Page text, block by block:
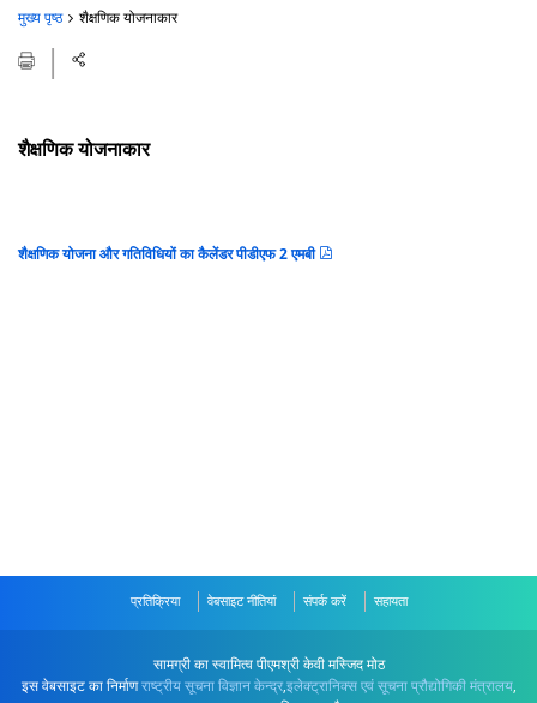
मुख्य पृष्ठ शैक्षणिक योजनाकार
शैक्षणिक योजनाकार
शैक्षणिक योजना और गतिविधियों का कैलेंडर पीडीएफ 2 एमबी
प्रतिक्रिया वेबसाइट नीतियां संपर्क करें सहायता
सामग्री का स्वामित्व पीएमश्री केवी मस्जिद मोठ
इस वेबसाइट का निर्माणराष्ट्रीय सूचना विज्ञान केन्द्र,इलेक्ट्रानिक्स एवं सूचना प्रौद्योगिकी मंत्रालय,